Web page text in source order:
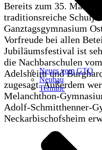
Neues vom GTO
Neubau
Termine
Bereits zum 35. Mal
traditionsreiche
Ganztagsgymnasium
Vorfreude bei allen
Jubiläumsfestival ist
die Nachbarschulen
Adelsheim und
zugesagt. Außerdem
Melanchthon-
Adolf-Schmitthenner-
Neckarbischofsheim